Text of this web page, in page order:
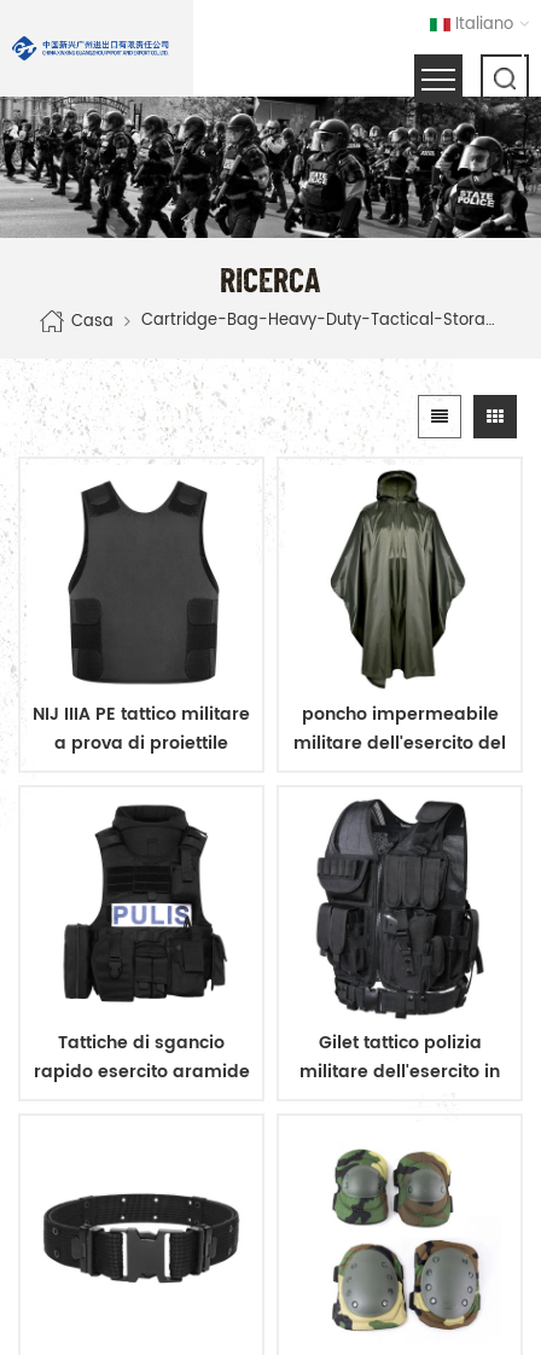
Italiano
RICERCA
Casa Cartridge-Bag-Heavy-Duty-Tactical-Storage
NIJ IIIA PE tattico militare
a prova di proiettile
poncho impermeabile
militare dell'esercito del
impermeabile
Tattiche di sgancio
rapido esercito aramide
Gilet tattico polizia
militare dell'esercito in